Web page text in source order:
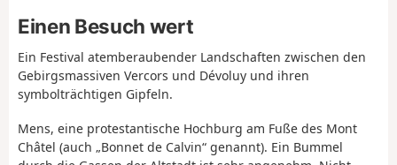
Einen Besuch wert
Ein Festival atemberaubender Landschaften zwischen den
Gebirgsmassiven Vercors und Dévoluy und ihren
symbolträchtigen Gipfeln.
Mens, eine protestantische Hochburg am Fuße des Mont
Châtel (auch „Bonnet de Calvin“ genannt). Ein Bummel